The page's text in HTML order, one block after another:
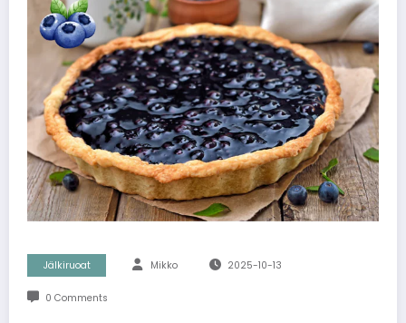
Jälkiruoat Mikko 2025-10-13
0 Comments